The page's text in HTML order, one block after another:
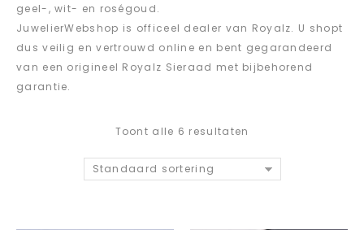
geel-, wit- en roségoud.
JuwelierWebshop is officeel dealer van Royalz. U shopt
dus veilig en vertrouwd online en bent gegarandeerd
van een origineel Royalz Sieraad met bijbehorend
garantie.
Toont alle 6 resultaten
Standaard sortering